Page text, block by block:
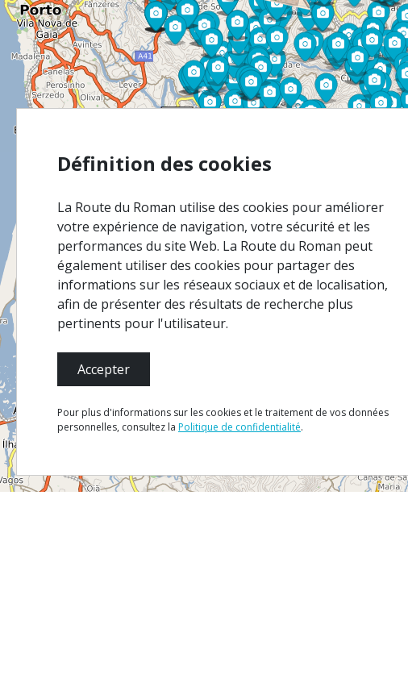
Définition des cookies
La Route du Roman utilise des cookies pour améliorer
votre expérience de navigation, votre sécurité et les
performances du site Web. La Route du Roman peut
également utiliser des cookies pour partager des
informations sur les réseaux sociaux et de localisation,
afin de présenter des résultats de recherche plus
pertinents pour l'utilisateur.
Accepter
Pour plus d'informations sur les cookies et le traitement de vos données
personnelles, consultez la Politique de confidentialité.